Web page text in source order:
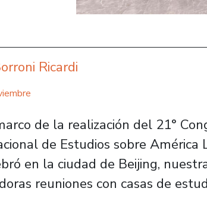
Ricardi
de la realización del 21°
de Estudios sobre América
en la ciudad de Beijing,
reuniones con casas de